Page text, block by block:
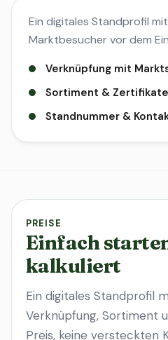
Ein digitales Standprofil
Marktbesucher vor dem
Verknüpfung mit
Sortiment & Zertifikate
Standnummer &
PREISE
Einfach
kalkuliert
Ein digitales Standprofil
Verknüpfung, Sortiment
Preis, keine versteckten